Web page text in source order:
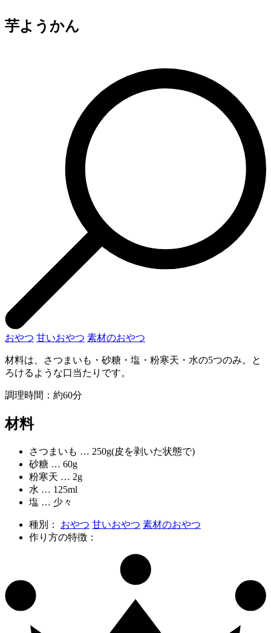
芋ようかん
おやつ 甘いおやつ 素材のおやつ
材料は、さつまいも・砂糖・塩・粉寒天・水の5つのみ。と
ろけるような口当たりです。
調理時間：約60分
材料
さつまいも … 250g(皮を剥いた状態で)
砂糖 … 60g
粉寒天 … 2g
水 … 125ml
塩 … 少々
種別： おやつ 甘いおやつ 素材のおやつ
作り方の特徴：